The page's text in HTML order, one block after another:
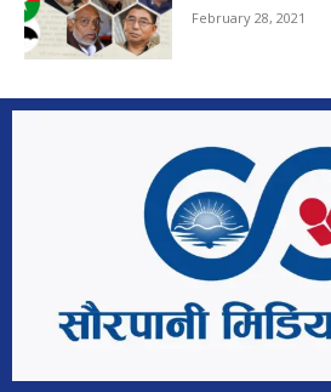
February 28, 2021